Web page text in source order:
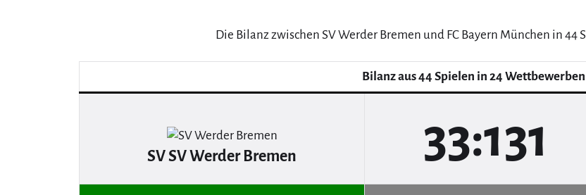
Die Bilanz zwischen SV Werder Bremen und FC Bayern München in
Bilanz aus 44 Spielen in 24 Wettbewerben
SV SV Werder Bremen 33:131